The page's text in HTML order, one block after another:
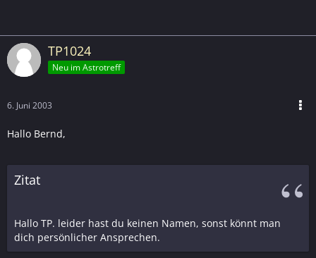
TP1024
Neu im Astrotreff
6. Juni 2003
Hallo Bernd,
Zitat
Hallo TP. leider hast du keinen Namen, sonst könnt man
dich persönlicher Ansprechen.